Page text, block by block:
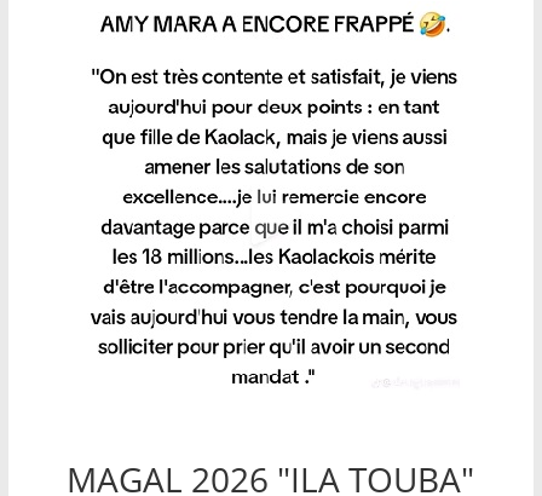
MAGAL 2026 "ILA TOUBA"